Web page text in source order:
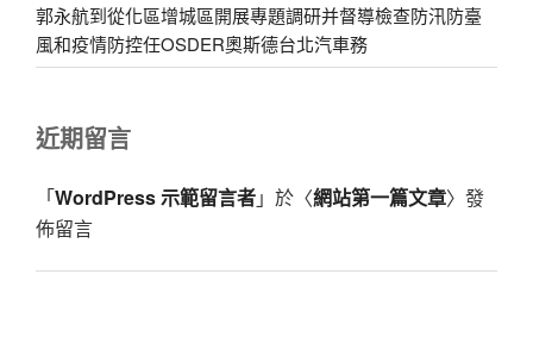
郭永航到從化區增城區開展專題調研并督導檢查防汛防臺
風和疫情防控任OSDER奧斯德台北汽車務
近期留言
「WordPress 示範留言者」於〈網站第一篇文章〉發
佈留言